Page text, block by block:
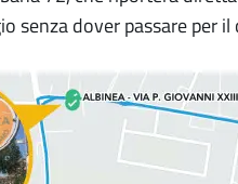
senza dover passare per il